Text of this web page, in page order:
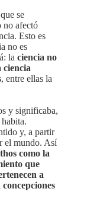
se
no afectó
Esto es
no es
la ciencia no
ciencia
, entre ellas la
y significaba,
y, a partir
el mundo. Así
como la
que
a